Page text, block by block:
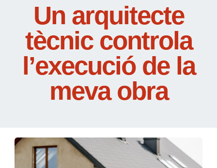
Un arquitecte
tècnic controla
l’execució de la
meva obra